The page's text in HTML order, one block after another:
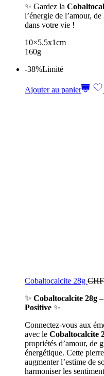
✨ Gardez la
l’énergie de l’amour,
dans votre vie !
10×5.5x1cm
160g
-38%Limité
Ajouter au panier
Cobaltocalcite 28g CHF
✨ Cobaltocalcite 28g
Positive ✨
Connectez-vous aux
avec le Cobaltocalcite
propriétés d’amour, de
énergétique. Cette
augmenter l’estime de
harmoniser les